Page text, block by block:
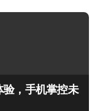
，手机掌控未